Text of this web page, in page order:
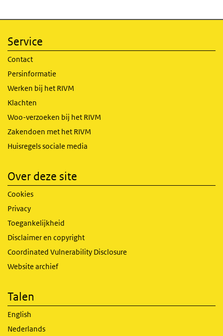
Service
Contact
Persinformatie
Werken bij het RIVM
Klachten
Woo-verzoeken bij het RIVM
Zakendoen met het RIVM
Huisregels sociale media
Over deze site
Cookies
Privacy
Toegankelijkheid
Disclaimer en copyright
Coordinated Vulnerability Disclosure
Website archief
Talen
English
Nederlands